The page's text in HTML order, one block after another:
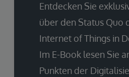
Entdecken Sie
über den Status Quo
Internet of Things in
Im E-Book lesen Sie
Punkten der